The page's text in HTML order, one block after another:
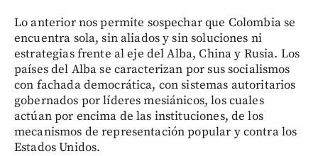
Lo anterior nos permite sospechar que Colombia se
encuentra sola, sin aliados y sin soluciones ni
estrategias frente al eje del Alba, China y Rusia. Los
países del Alba se caracterizan por sus socialismos
con fachada democrática, con sistemas autoritarios
gobernados por líderes mesiánicos, los cuales
actúan por encima de las instituciones, de los
mecanismos de representación popular y contra los
Estados Unidos.